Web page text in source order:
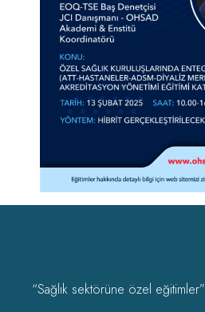
“Sağlık sektörüne özel eğitimler”